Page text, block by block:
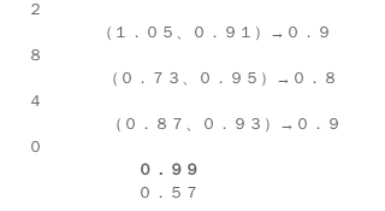
２
（１．０５、０．９１）→０．９
８
（０．７３、０．９５）→０．８
４
（０．８７、０．９３）→０．９
０
０．９９
０．５７